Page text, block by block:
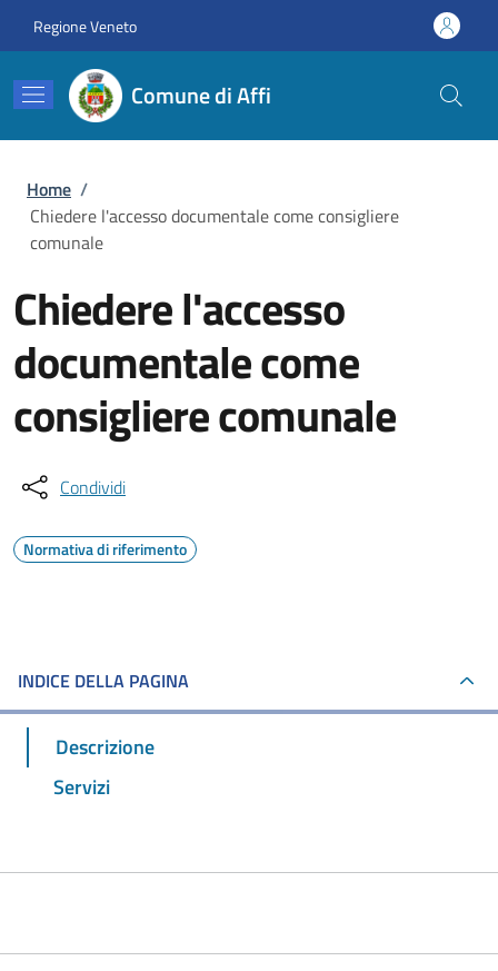
Regione Veneto
Comune di Affi
Briciole di pane
Home /
Chiedere l'accesso documentale come consigliere
comunale
Chiedere l'accesso
documentale come
consigliere comunale
Condividi
Normativa di riferimento
INDICE DELLA PAGINA
Descrizione
Servizi